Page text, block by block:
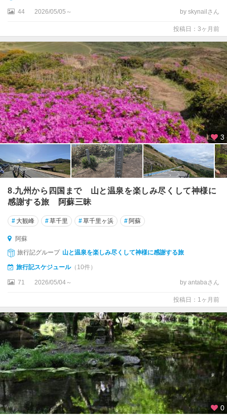
44 2026/05/05～ by skynailさん
投稿日：3ヶ月前
3
8.九州から四国まで 山と温泉を楽しみ尽くして神様に
感謝する旅 阿蘇三昧
# 大観峰 #草千里 #草千里ヶ浜 # 阿蘇
阿蘇
旅行記グループ 山と温泉を楽しみ尽くして神様に感謝する旅
旅行記スケジュール（10件）
71 2026/05/04～ by antabaさん
投稿日：1ヶ月前
0